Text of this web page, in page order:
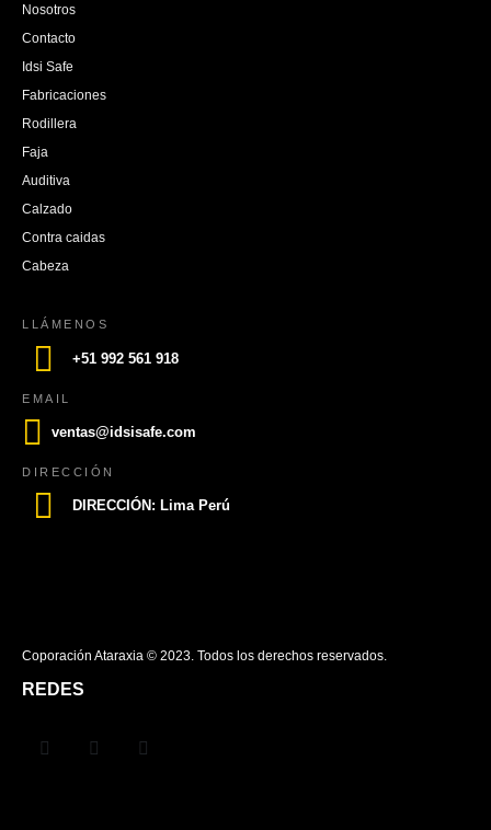
Nosotros
Contacto
Idsi Safe
Fabricaciones
Rodillera
Faja
Auditiva
Calzado
Contra caidas
Cabeza
LLÁMENOS
+51 992 561 918
EMAIL
ventas@idsisafe.com
DIRECCIÓN
DIRECCIÓN: Lima Perú
Coporación Ataraxia © 2023. Todos los derechos reservados.
REDES